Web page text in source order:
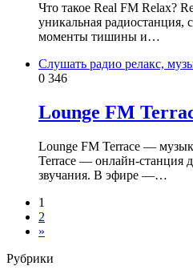
Что такое Real FM Relax?
уникальная радиостанция,
моменты тишины и…
Слушать радио релакс,
0 346
Lounge FM
Lounge FM Terrace —
Terrace — онлайн‑станция
звучания. В эфире —…
1
2
»
Рубрики